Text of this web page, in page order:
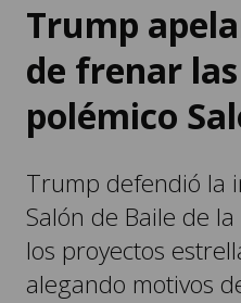
Trump
de frenar
polémico
Trump defendió la
Salón de Baile de
los proyectos
alegando motivos